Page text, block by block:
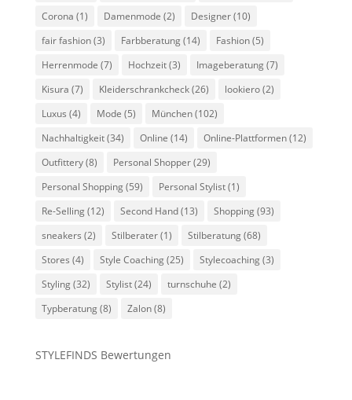
Corona (1) Damenmode (2) Designer(10)
fair fashion(3) Farbberatung(14) Fashion(5)
Herrenmode (7) Hochzeit(3) Imageberatung(7)
Kisura (7) Kleiderschrankcheck(26) lookiero(2)
Luxus (4) Mode (5) München(102)
Nachhaltigkeit(34) Online (14) Online-Plattformen(12)
Outfittery(8) Personal Shopper(29)
Personal Shopping(59) Personal Stylist(1)
Re-Selling(12) Second Hand(13) Shopping(93)
sneakers (2) Stilberater(1) Stilberatung(68)
Stores (4) Style Coaching(25) Stylecoaching(3)
Styling(32) Stylist(24) turnschuhe (2)
Typberatung(8) Zalon(8)
STYLEFINDS Bewertungen